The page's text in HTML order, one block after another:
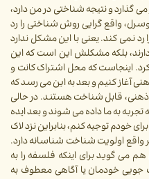
گذارد و نتیجه شناختی در من دارد،
واقع گرایی روش شناختی را رد
رد نمی کند. یعنی با این مشکل ندارد
بلکه مشکلش این است که این
اینجاست که محل اشتراک کانت و
آغاز کنیم و بعد به این می رسد که
ذهنی، قابل شناخت هستند. در حالی
به ما داده می شوند و بعد ایده
خودم توجیه کنم، بنابراین نزد لاک
اولویت شناخت شناسانه دارد.
می گوید برای اینکه فلسفه را به
جویی خودمان یا آگاهی معطوف به